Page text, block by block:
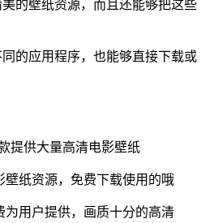
的壁纸资源，而且还能够把这些
的应用程序，也能够直接下载或
提供大量高清电影壁纸
壁纸资源，免费下载使用的哦
为用户提供，画质十分的高清